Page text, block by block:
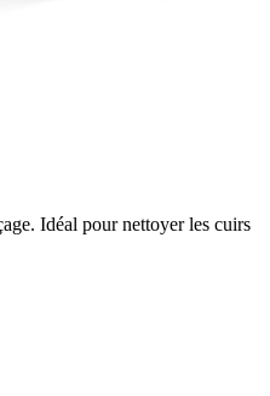
Idéal pour nettoyer les cuirs